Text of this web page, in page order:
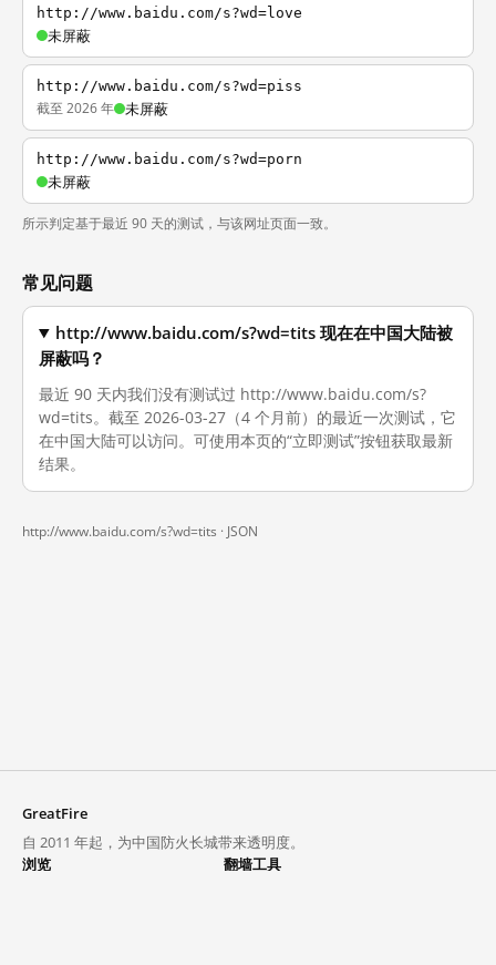
http://www.baidu.com/s?wd=love
未屏蔽
http://www.baidu.com/s?wd=piss
截至 2026 年 未屏蔽
http://www.baidu.com/s?wd=porn
未屏蔽
所示判定基于最近 90 天的测试，与该网址页面一致。
常见问题
http://www.baidu.com/s?wd=tits 现在在中国大陆被
屏蔽吗？
最近 90 天内我们没有测试过 http://www.baidu.com/s?
wd=tits。截至 2026-03-27（4 个月前）的最近一次测试，它
在中国大陆可以访问。可使用本页的“立即测试”按钮获取最新
结果。
http://www.baidu.com/s?wd=tits · JSON
GreatFire
自 2011 年起，为中国防火长城带来透明度。
浏览
翻墙工具